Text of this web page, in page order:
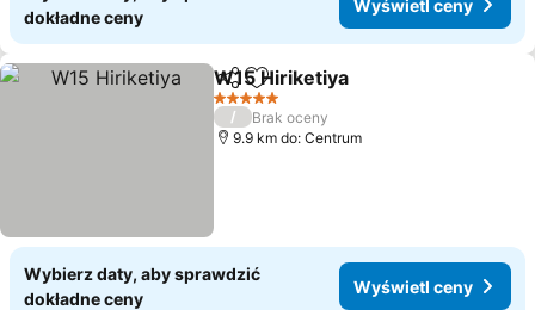
dokładne ceny
Wyświetl ceny
Udostępnij
Dodaj do ulubionych
W15 Hiriketiya
5 Kategoria
/
Brak oceny
9.9 km do: Centrum
Wybierz daty, aby sprawdzić
dokładne ceny
Wyświetl ceny